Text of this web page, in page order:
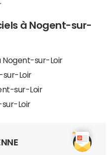
à Nogent-sur-
Nogent-sur-Loir
sur-Loir
sur-Loir
sur-Loir